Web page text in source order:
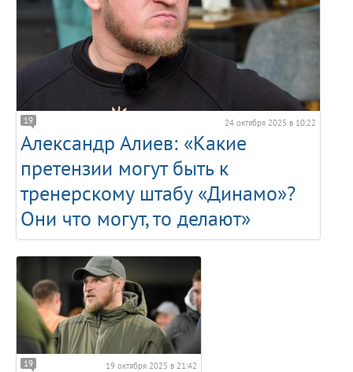
19 24 октября 2025 в 10:22
Александр Алиев: «Какие
претензии могут быть к
тренерскому штабу «Динамо»?
Они что могут, то делают»
19 19 октября 2025 в 21:42